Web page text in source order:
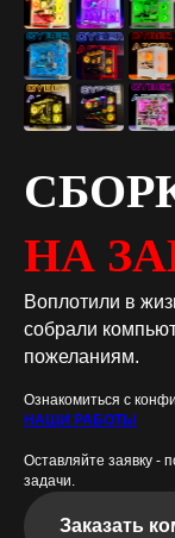
НА
Воплотили в
собрали
пожеланиям.
Ознакомиться с
НАШИ РАБОТЫ
Оставляйте заявку -
задачи.
Заказать